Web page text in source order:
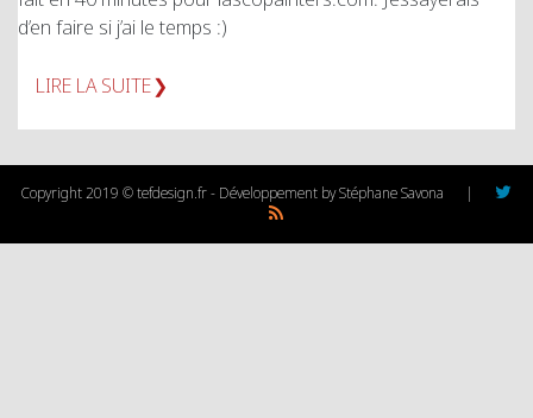
d’en faire si j’ai le temps :)
LIRE LA SUITE
Copyright 2019 © tefdesign.fr - Développement by Stéphane Savona |